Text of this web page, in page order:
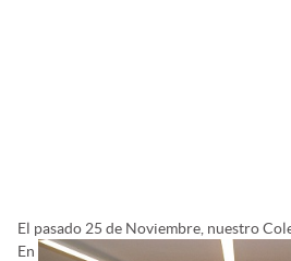
El pasado 25 de Noviembre, nuestro
En la Sede Colegial, celebramos el